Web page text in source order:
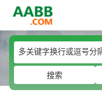
搜索